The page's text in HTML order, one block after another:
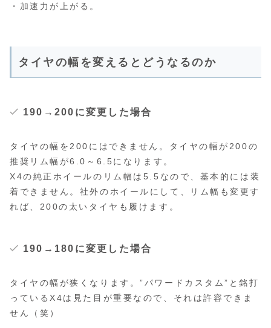
・加速力が上がる。
タイヤの幅を変えるとどうなるのか
190→200に変更した場合
タイヤの幅を200にはできません。タイヤの幅が200の
推奨リム幅が6.0～6.5になります。
X4の純正ホイールのリム幅は5.5なので、基本的には装
着できません。社外のホイールにして、リム幅も変更す
れば、200の太いタイヤも履けます。
190→180に変更した場合
タイヤの幅が狭くなります。”パワードカスタム”と銘打
っているX4は見た目が重要なので、それは許容できま
せん（笑）